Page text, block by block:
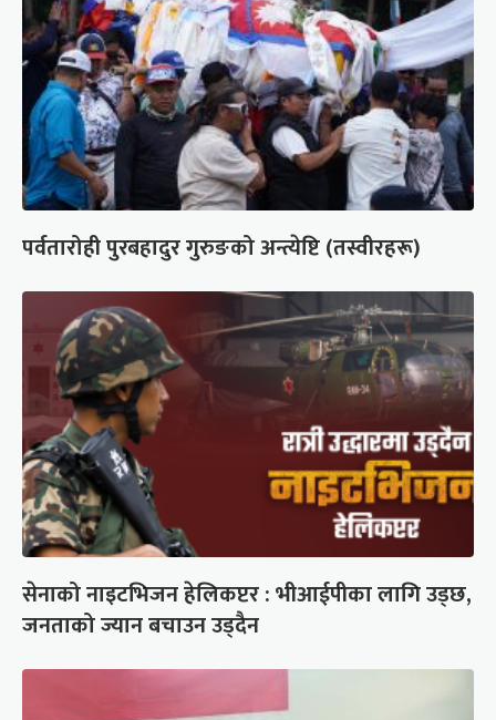
पर्वतारोही पुरबहादुर गुरुङको अन्त्येष्टि (तस्वीरहरू)
सेनाको नाइटभिजन हेलिकप्टर : भीआईपीका लागि उड्छ,
जनताको ज्यान बचाउन उड्दैन